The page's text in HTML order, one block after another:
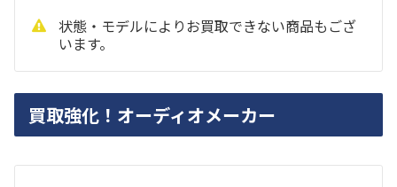
PMA-1500AE プリメインアンプ
買取価格： お問合せください
状態・モデルによりお買取できない商品もござ
います。
買取強化！オーディオメーカー